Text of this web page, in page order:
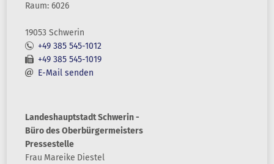
Raum: 6026
19053 Schwerin
+49 385 545-1012
+49 385 545-1019
E-Mail senden
Landeshauptstadt Schwerin -
Büro des Oberbürgermeisters
Pressestelle
Frau Mareike Diestel